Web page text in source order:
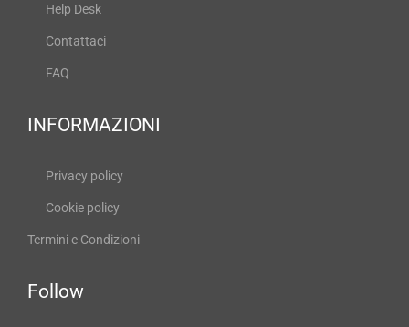
Help Desk
Contattaci
FAQ
INFORMAZIONI
Privacy policy
Cookie policy
Termini e Condizioni
Follow